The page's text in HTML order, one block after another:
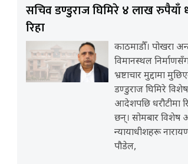
सचिव डण्डुराज घिमिरे ४ लाख रुपैयाँ
रिहा
काठमाडौँ। पोखरा
विमानस्थल
भ्रष्टाचार मुद्दामा
डण्डुराज घिमिरे
आदेशपछि धरौटीमा
छन्। सोमबार विशेष
न्यायाधीशहरू
पौडेल,